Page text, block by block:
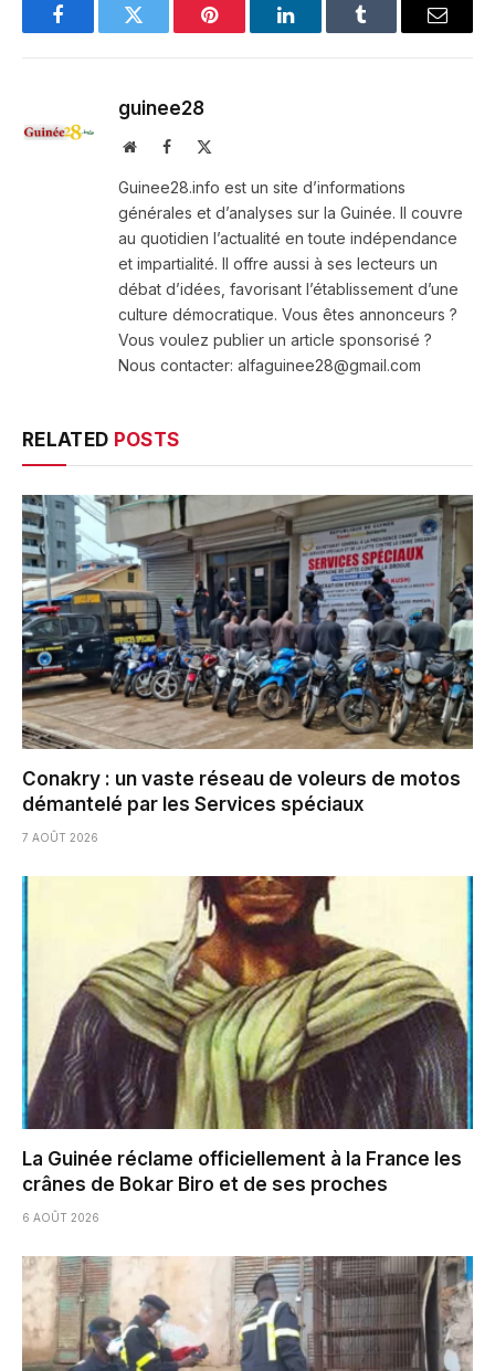
FacebookTwitter Pinterest LinkedInTumblr Email
guinee28
WebsiteFacebook
Guinee28.info est un site d’informations
générales et d’analyses sur la Guinée. Il couvre
au quotidien l’actualité en toute indépendance
et impartialité. Il offre aussi à ses lecteurs un
débat d’idées, favorisant l’établissement d’une
culture démocratique. Vous êtes annonceurs ?
Vous voulez publier un article sponsorisé ?
Nous contacter: alfaguinee28@gmail.com
RELATED POSTS
Conakry : un vaste réseau de voleurs de motos
démantelé par les Services spéciaux
7 AOÛT 2026
La Guinée réclame officiellement à la France les
crânes de Bokar Biro et de ses proches
6 AOÛT 2026